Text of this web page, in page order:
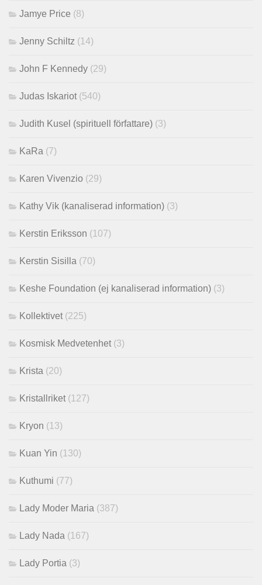
Jamye Price (8)
Jenny Schiltz (14)
John F Kennedy (29)
Judas Iskariot (540)
Judith Kusel (spirituell författare) (3)
KaRa (7)
Karen Vivenzio (29)
Kathy Vik (kanaliserad information) (3)
Kerstin Eriksson (107)
Kerstin Sisilla (70)
Keshe Foundation (ej kanaliserad information) (3)
Kollektivet (225)
Kosmisk Medvetenhet (3)
Krista (20)
Kristallriket (127)
Kryon (13)
Kuan Yin (130)
Kuthumi (77)
Lady Moder Maria (387)
Lady Nada (167)
Lady Portia (3)